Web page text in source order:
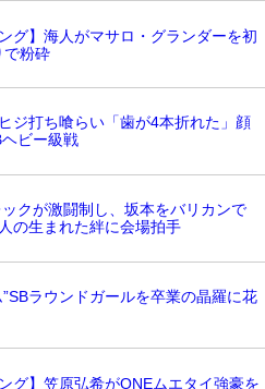
グ】海人がマサロ・グランダーを初
で粉砕
ジ打ち喰らい「歯が4本折れた」顔
ビー級戦
ックが激闘制し、坂本をバリカンで
の生まれた絆に会場拍手
”SBラウンドガールを卒業の晶羅に花
グ】笠原弘希がONEムエタイ強豪を